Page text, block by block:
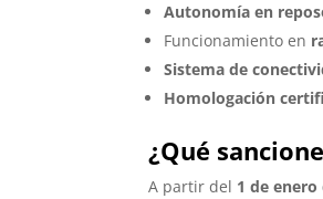
Autonomía en
Funcionamiento en
Sistema de
Homologación
¿Qué
A partir del 1 de enero